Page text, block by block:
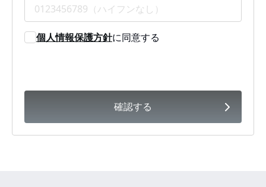
個人情報保護方針に同意する
確認する